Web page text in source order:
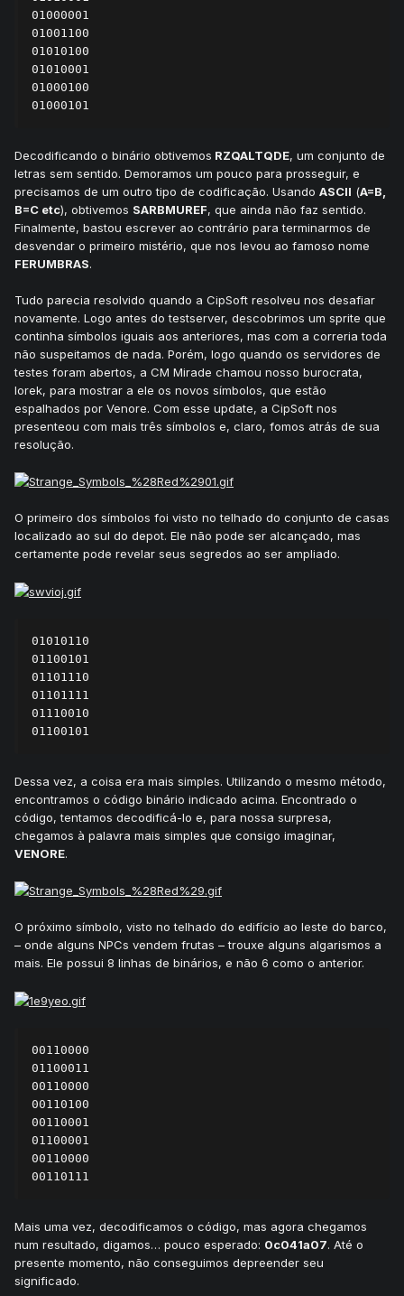
01000001
01001100
01010100
01010001
01000100
01000101
Decodificando o binário obtivemos RZQALTQDE, um conjunto de
letras sem sentido. Demoramos um pouco para prosseguir, e
precisamos de um outro tipo de codificação. Usando ASCII (A=B,
B=C etc), obtivemos SARBMUREF, que ainda não faz sentido.
Finalmente, bastou escrever ao contrário para terminarmos de
desvendar o primeiro mistério, que nos levou ao famoso nome
FERUMBRAS.
Tudo parecia resolvido quando a CipSoft resolveu nos desafiar
novamente. Logo antes do testserver, descobrimos um sprite que
continha símbolos iguais aos anteriores, mas com a correria toda
não suspeitamos de nada. Porém, logo quando os servidores de
testes foram abertos, a CM Mirade chamou nosso burocrata,
Iorek, para mostrar a ele os novos símbolos, que estão
espalhados por Venore. Com esse update, a CipSoft nos
presenteou com mais três símbolos e, claro, fomos atrás de sua
resolução.
O primeiro dos símbolos foi visto no telhado do conjunto de casas
localizado ao sul do depot. Ele não pode ser alcançado, mas
certamente pode revelar seus segredos ao ser ampliado.
01010110
01100101
01101110
01101111
01110010
01100101
Dessa vez, a coisa era mais simples. Utilizando o mesmo método,
encontramos o código binário indicado acima. Encontrado o
código, tentamos decodificá-lo e, para nossa surpresa,
chegamos à palavra mais simples que consigo imaginar,
VENORE.
O próximo símbolo, visto no telhado do edifício ao leste do barco,
– onde alguns NPCs vendem frutas – trouxe alguns algarismos a
mais. Ele possui 8 linhas de binários, e não 6 como o anterior.
00110000
01100011
00110000
00110100
00110001
01100001
00110000
00110111
Mais uma vez, decodificamos o código, mas agora chegamos
num resultado, digamos… pouco esperado: 0c041a07. Até o
presente momento, não conseguimos depreender seu
significado.